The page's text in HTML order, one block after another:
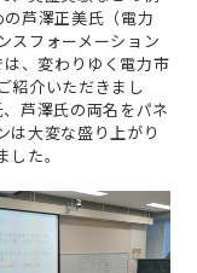
芦澤正美氏（電力
スフォーメーション
、変わりゆく電力市
紹介いただきまし
芦澤氏の両名をパネ
は大変な盛り上がり
た。